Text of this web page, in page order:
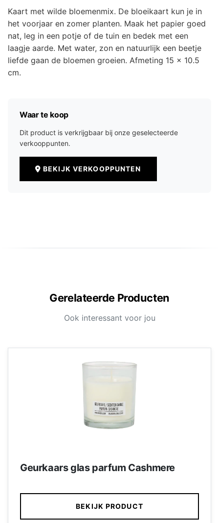
Kaart met wilde bloemenmix. De bloeikaart kun je in
het voorjaar en zomer planten. Maak het papier goed
nat, leg in een potje of de tuin en bedek met een
laagje aarde. Met water, zon en natuurlijk een beetje
liefde gaan de bloemen groeien. Afmeting 15 x 10.5
cm.
Waar te koop
Dit product is verkrijgbaar bij onze geselecteerde
verkooppunten.
BEKIJK VERKOOPPUNTEN
Gerelateerde Producten
Ook interessant voor jou
Geurkaars glas parfum Cashmere
BEKIJK PRODUCT